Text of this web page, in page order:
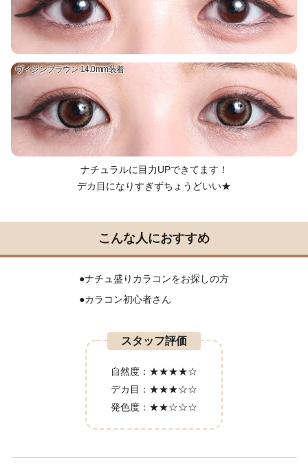
ヴィジンブラウン 14.0mm装着
ナチュラルに目力UPできてます！
デカ目になりすぎずちょうどいい★
こんな人におすすめ
●ナチュ盛りカラコンをお探しの方
●カラコン初心者さん
スタッフ評価
自然度： ★★★★☆
デカ目： ★★★☆☆
発色度： ★★☆☆☆